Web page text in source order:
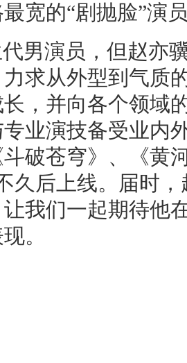
宽的“剧抛脸”演
男演员，但赵亦
求从外型到气质
，并向各个领域
业演技备受业内
破苍穹》、《黄
久后上线。届时
我们一起期待他
。